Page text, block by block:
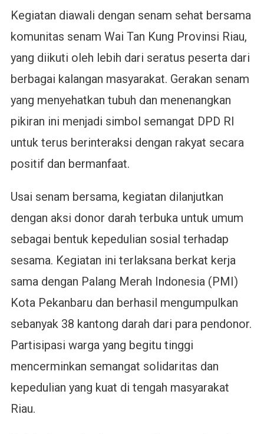
Kegiatan diawali dengan senam sehat bersama
komunitas senam Wai Tan Kung Provinsi Riau,
yang diikuti oleh lebih dari seratus peserta dari
berbagai kalangan masyarakat. Gerakan senam
yang menyehatkan tubuh dan menenangkan
pikiran ini menjadi simbol semangat DPD RI
untuk terus berinteraksi dengan rakyat secara
positif dan bermanfaat.
Usai senam bersama, kegiatan dilanjutkan
dengan aksi donor darah terbuka untuk umum
sebagai bentuk kepedulian sosial terhadap
sesama. Kegiatan ini terlaksana berkat kerja
sama dengan Palang Merah Indonesia (PMI)
Kota Pekanbaru dan berhasil mengumpulkan
sebanyak 38 kantong darah dari para pendonor.
Partisipasi warga yang begitu tinggi
mencerminkan semangat solidaritas dan
kepedulian yang kuat di tengah masyarakat
Riau.